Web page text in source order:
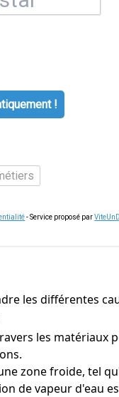
!
- Service proposé par
les différentes
les matériaux
zone froide, tel
de vapeur d'eau